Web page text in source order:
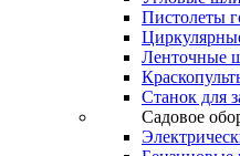
Пистолеты
Ленточные
Станок для
Садовое